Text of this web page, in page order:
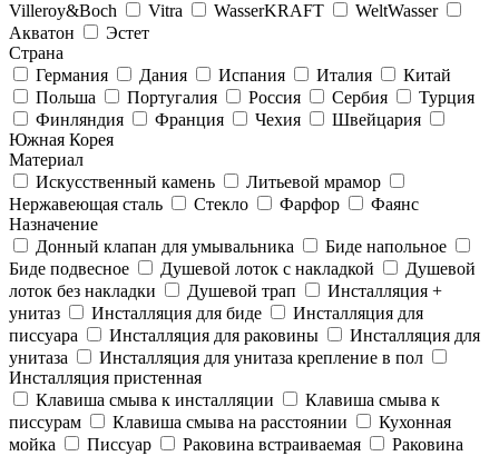
Villeroy&Boсh
Vitra WasserKRAFT
WeltWasser
Акватон
Эстет
Страна
Германия
Дания Испания Италия
Китай
Польша
Португалия Россия Сербия
Турция
Финляндия
Франция Чехия
Швейцария
Южная Корея
Материал
Искусственный камень
Литьевой мрамор
Нержавеющая сталь
Стекло Фарфор
Фаянс
Назначение
Донный клапан для умывальника
Биде напольное
Биде подвесное
Душевой лоток с накладкой
Душевой
лоток без накладки
Душевой трап
Инсталляция +
унитаз
Инсталляция для биде
Инсталляция для
писсуара
Инсталляция для раковины
Инсталляция для
унитаза
Инсталляция для унитаза крепление в пол
Инсталляция пристенная
Клавиша смыва к инсталляции
Клавиша смыва к
писсурам
Клавиша смыва на расстоянии
Кухонная
мойка
Писсуар Раковина встраиваемая
Раковина